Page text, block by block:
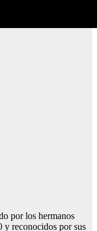
por los hermanos
y reconocidos por sus